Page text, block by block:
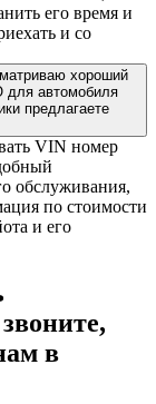
его время и
и со
хороший
для автомобиля
предлагаете
VIN номер
обслуживания,
по стоимости
и его
в